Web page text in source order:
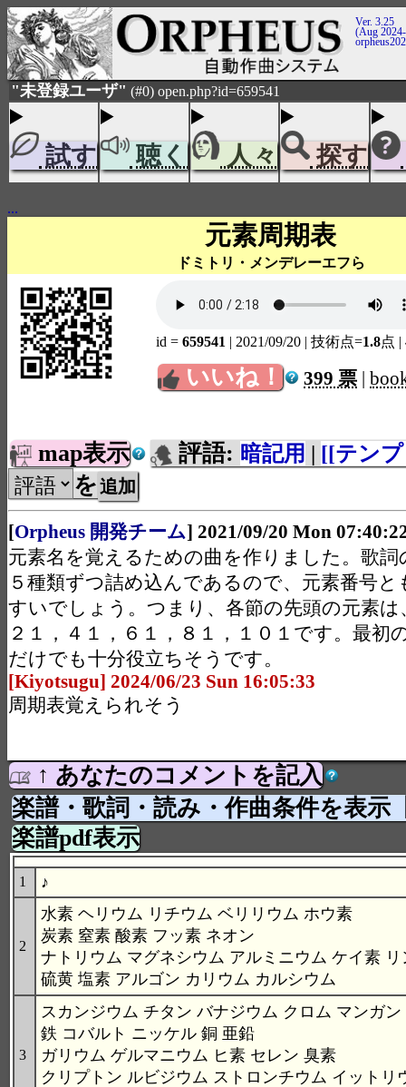
Ver. 3.25
(Aug
"未登録ユーザ" (#0) open.php?id=659541
試す 聴く 人々 探す
...
元素周期表
ドミトリ・メンデレーエフら
id = 659541 | 2021/09/20 | 技術点=1.8点 |
いいね！ 399 票
map表示 評語: 暗記用 | [[テン
を
[Orpheus 開発チーム] 2021/09/20 Mon
元素名を覚えるための曲を作りました。歌詞
５種類ずつ詰め込んであるので、元素番号と
すいでしょう。つまり、各節の先頭の元素は
２１，４１，６１，８１，１０１です。最初
だけでも十分役立ちそうです。
[Kiyotsugu] 2024/06/23 Sun 16:05:33
周期表覚えられそう
↑ あなたのコメントを記入
楽譜・歌詞・読み・作曲条件を表示
楽譜pdf表示
1 ♪
2
水素 ヘリウム リチウム ベリリウム ホウ素
炭素 窒素 酸素 フッ素 ネオン
ナトリウム マグネシウム アルミニウム ケイ素 リ
硫黄 塩素 アルゴン カリウム カルシウム
3
スカンジウム チタン バナジウム クロム マンガン
鉄 コバルト ニッケル 銅 亜鉛
ガリウム ゲルマニウム ヒ素 セレン 臭素
クリプトン ルビジウム ストロンチウム イットリ